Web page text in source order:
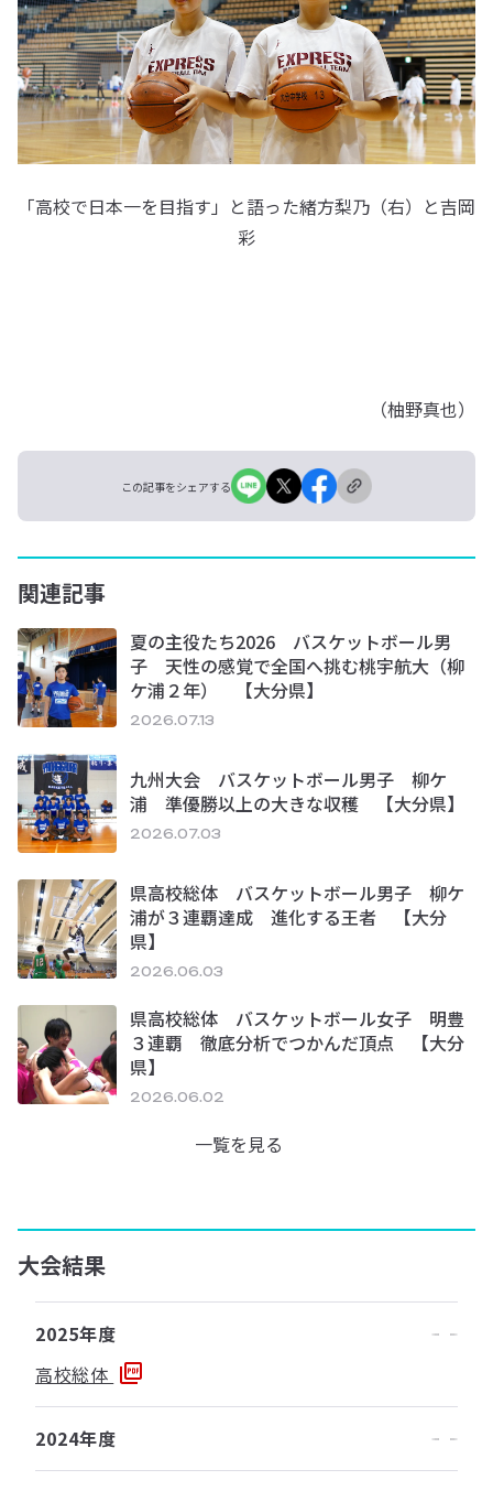
「高校で日本一を目指す」と語った緒方梨乃（右）と吉岡
彩
（柚野真也）
この記事をシェアする
関連記事
夏の主役たち2026 バスケットボール男
子 天性の感覚で全国へ挑む桃宇航大（柳
ケ浦２年） 【大分県】
2026.07.13
九州大会 バスケットボール男子 柳ケ
浦 準優勝以上の大きな収穫 【大分県】
2026.07.03
県高校総体 バスケットボール男子 柳ケ
浦が３連覇達成 進化する王者 【大分
県】
2026.06.03
県高校総体 バスケットボール女子 明豊
３連覇 徹底分析でつかんだ頂点 【大分
県】
2026.06.02
一覧を見る
大会結果
2025年度
高校総体
2024年度